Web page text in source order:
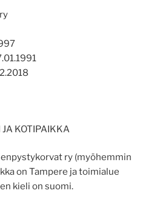
JA KOTIPAIKKA
ry (myöhemmin
on Tampere ja toimialue
kieli on suomi.